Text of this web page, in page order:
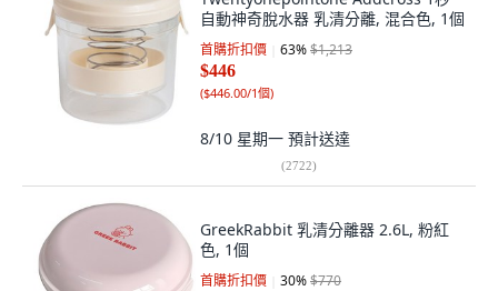
自動神奇脫水器 乳清分離, 混合色, 1個
首購折扣價 63%$1,213
$446
($446.00/1個)
8/10 星期一 預計送達
(2722)
GreekRabbit 乳清分離器 2.6L, 粉紅
色, 1個
首購折扣價 30%$770